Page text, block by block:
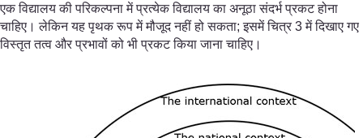
एक विद्यालय की परिकल्पना में प्रत्येक विद्यालय का अनूठा संदर्भ प्रकट होना
चाहिए। लेकिन यह पृथक रूप में मौजूद नहीं हो सकता; इसमें चित्र 3 में दिखाए गए
विस्तृत तत्व और प्रभावों को भी प्रकट किया जाना चाहिए।